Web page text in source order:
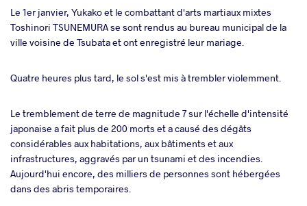
Le 1er janvier, Yukako et le combattant d'arts martiaux mixtes
Toshinori TSUNEMURA se sont rendus au bureau municipal de la
ville voisine de Tsubata et ont enregistré leur mariage.
Quatre heures plus tard, le sol s'est mis à trembler violemment.
Le tremblement de terre de magnitude 7 sur l'échelle d'intensité
japonaise a fait plus de 200 morts et a causé des dégâts
considérables aux habitations, aux bâtiments et aux
infrastructures, aggravés par un tsunami et des incendies.
Aujourd'hui encore, des milliers de personnes sont hébergées
dans des abris temporaires.